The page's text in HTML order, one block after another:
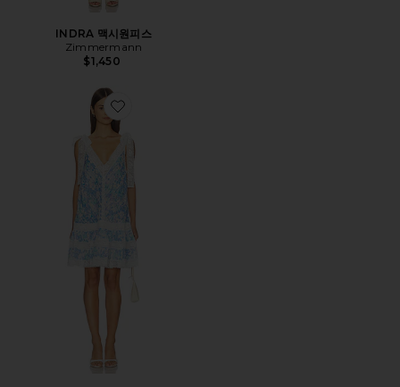
INDRA 맥시원피스
Zimmermann
$1,450
Favorite SOLSTICE LANTERN 미니 원피스